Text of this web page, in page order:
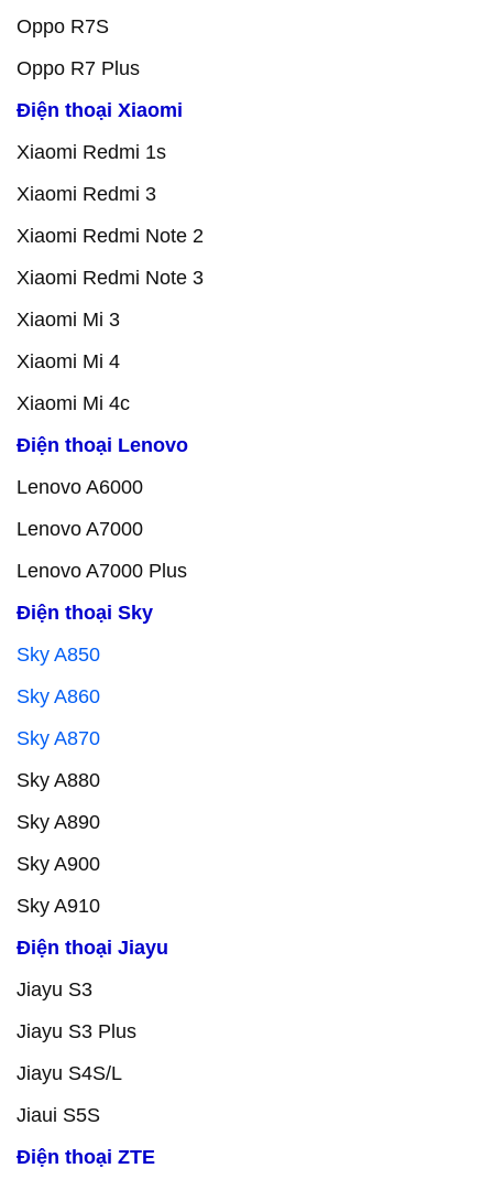
Oppo R7S
Oppo R7 Plus
Điện thoại Xiaomi
Xiaomi Redmi 1s
Xiaomi Redmi 3
Xiaomi Redmi Note 2
Xiaomi Redmi Note 3
Xiaomi Mi 3
Xiaomi Mi 4
Xiaomi Mi 4c
Điện thoại Lenovo
Lenovo A6000
Lenovo A7000
Lenovo A7000 Plus
Điện thoại Sky
Sky A850
Sky A860
Sky A870
Sky A880
Sky A890
Sky A900
Sky A910
Điện thoại Jiayu
Jiayu S3
Jiayu S3 Plus
Jiayu S4S/L
Jiaui S5S
Điện thoại ZTE